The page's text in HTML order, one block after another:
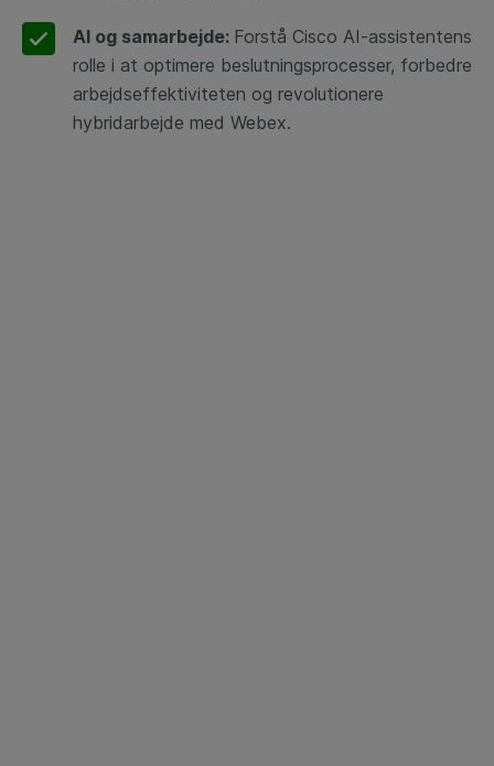
AI og samarbejde: Forstå Cisco AI-assistentens
rolle i at optimere beslutningsprocesser, forbedre
arbejdseffektiviteten og revolutionere
hybridarbejde med Webex.